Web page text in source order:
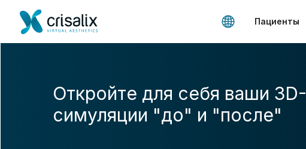
Пациенты
Откройте для себя ваши 3D-
симуляции "до" и "после"